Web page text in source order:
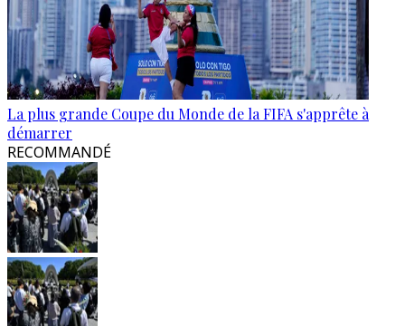
La plus grande Coupe du Monde de la FIFA s'apprête à
démarrer
RECOMMANDÉ